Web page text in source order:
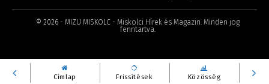
Címlap Frissítések Közösség
© 2026- MIZU MISKOLC - Miskolci Hírek és Magazin. Minden jog
fenntartva.